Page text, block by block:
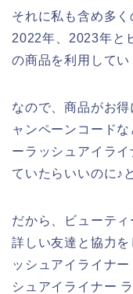
それに私も含め多
2022年、2023年と
の商品を利用して
なので、商品がお
ャンペーンコード
ーラッシュアイラ
ていたらいいのに♪
だから、ビューテ
詳しい友達と協力
ッシュアイライナ
シュアイライナー